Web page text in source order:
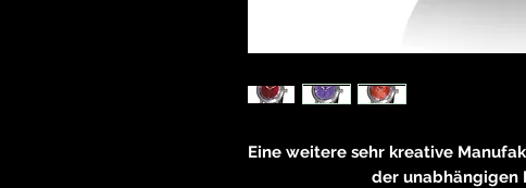
Eine weitere sehr kreative
der unabhängigen